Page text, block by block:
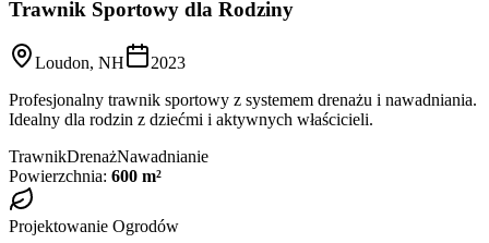
Trawnik Sportowy dla Rodziny
Loudon, NH
2023
Profesjonalny trawnik sportowy z systemem drenażu i nawadniania.
Idealny dla rodzin z dziećmi i aktywnych właścicieli.
TrawnikDrenażNawadnianie
Powierzchnia: 600 m²
Projektowanie Ogrodów